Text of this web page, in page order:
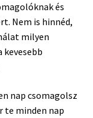
és
Nem is hinnéd,
milyen
kevesebb
nap csomagolsz
te minden nap